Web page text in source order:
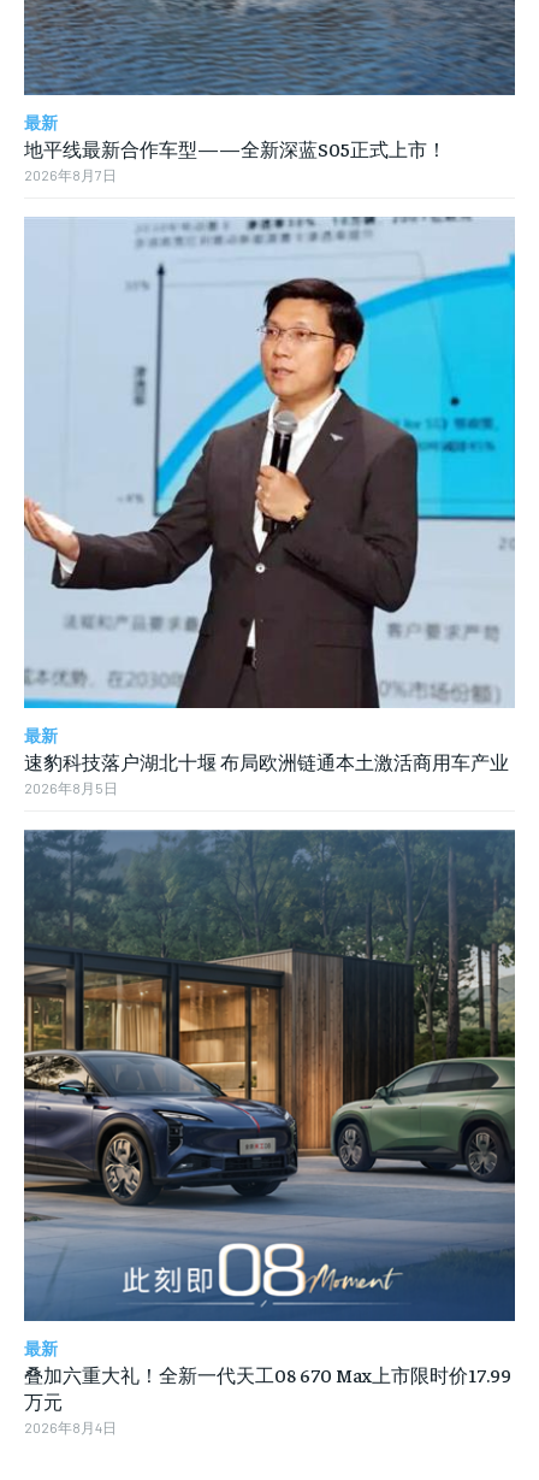
最新
地平线最新合作车型——全新深蓝S05正式上市！
2026年8月7日
最新
速豹科技落户湖北十堰 布局欧洲链通本土激活商用车产业
2026年8月5日
最新
叠加六重大礼！全新一代天工08 670 Max上市限时价17.99
万元
2026年8月4日